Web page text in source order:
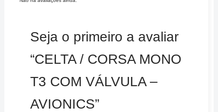
Seja o primeiro a avaliar
“CELTA / CORSA MONO
T3 COM VÁLVULA –
AVIONICS”